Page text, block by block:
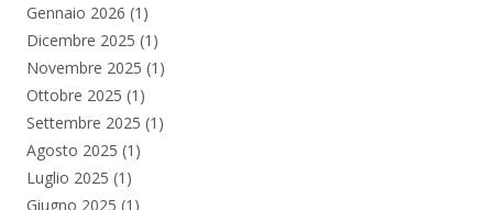
Gennaio 2026 (1)
Dicembre 2025 (1)
Novembre 2025 (1)
Ottobre 2025 (1)
Settembre 2025 (1)
Agosto 2025 (1)
Luglio 2025 (1)
Giugno 2025 (1)